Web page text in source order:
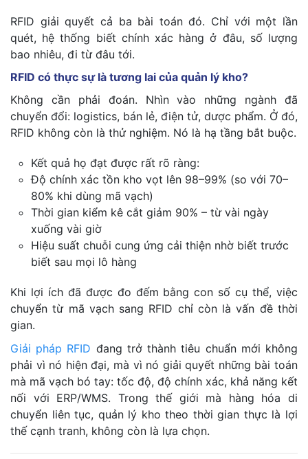
RFID giải quyết cả ba bài toán đó. Chỉ với một lần
quét, hệ thống biết chính xác hàng ở đâu, số lượng
bao nhiêu, đi từ đâu tới.
RFID có thực sự là tương lai của quản lý kho?
Không cần phải đoán. Nhìn vào những ngành đã
chuyển đổi: logistics, bán lẻ, điện tử, dược phẩm. Ở đó,
RFID không còn là thử nghiệm. Nó là hạ tầng bắt buộc.
Kết quả họ đạt được rất rõ ràng:
Độ chính xác tồn kho vọt lên 98–99% (so với 70–
80% khi dùng mã vạch)
Thời gian kiểm kê cắt giảm 90% – từ vài ngày
xuống vài giờ
Hiệu suất chuỗi cung ứng cải thiện nhờ biết trước
biết sau mọi lô hàng
Khi lợi ích đã được đo đếm bằng con số cụ thể, việc
chuyển từ mã vạch sang RFID chỉ còn là vấn đề thời
gian.
Giải pháp RFID đang trở thành tiêu chuẩn mới không
phải vì nó hiện đại, mà vì nó giải quyết những bài toán
mà mã vạch bó tay: tốc độ, độ chính xác, khả năng kết
nối với ERP/WMS. Trong thế giới mà hàng hóa di
chuyển liên tục, quản lý kho theo thời gian thực là lợi
thế cạnh tranh, không còn là lựa chọn.